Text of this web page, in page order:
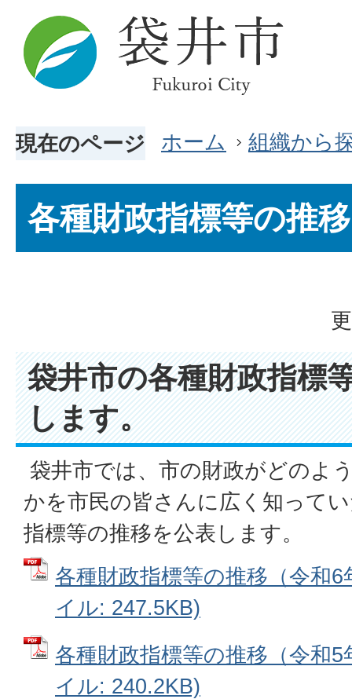
現在のページ ホーム 組織から
各種財政指標等の推移
袋井市の各種財政指標
します。
袋井市では、市の財政がどのよ
かを市民の皆さんに広く知って
指標等の推移を公表します。
各種財政指標等の推移（令和
イル: 247.5KB)
各種財政指標等の推移（令和
イル: 240.2KB)